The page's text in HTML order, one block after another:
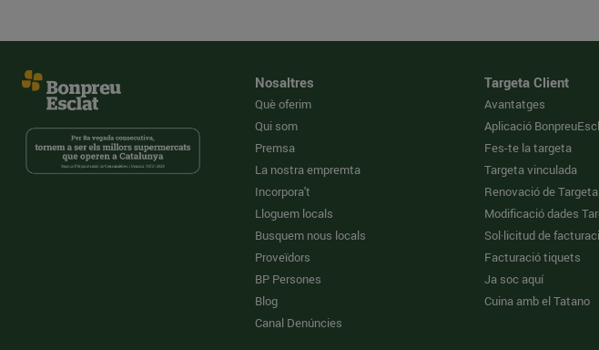
Nosaltres
Què oferim
Qui som
Premsa
La nostra empremta
Incorpora't
Lloguem locals
Busquem nous locals
Proveïdors
BP Persones
Blog
Canal Denúncies
Targeta Client
Avantatges
Aplicació
Fes-te la targeta
Targeta vinculada
Renovació de
Modificació dades
Sol·licitud de
Facturació tiquets
Ja soc aquí
Cuina amb el Tatano